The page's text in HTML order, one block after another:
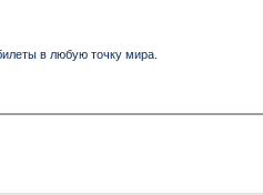
в любую точку мира.